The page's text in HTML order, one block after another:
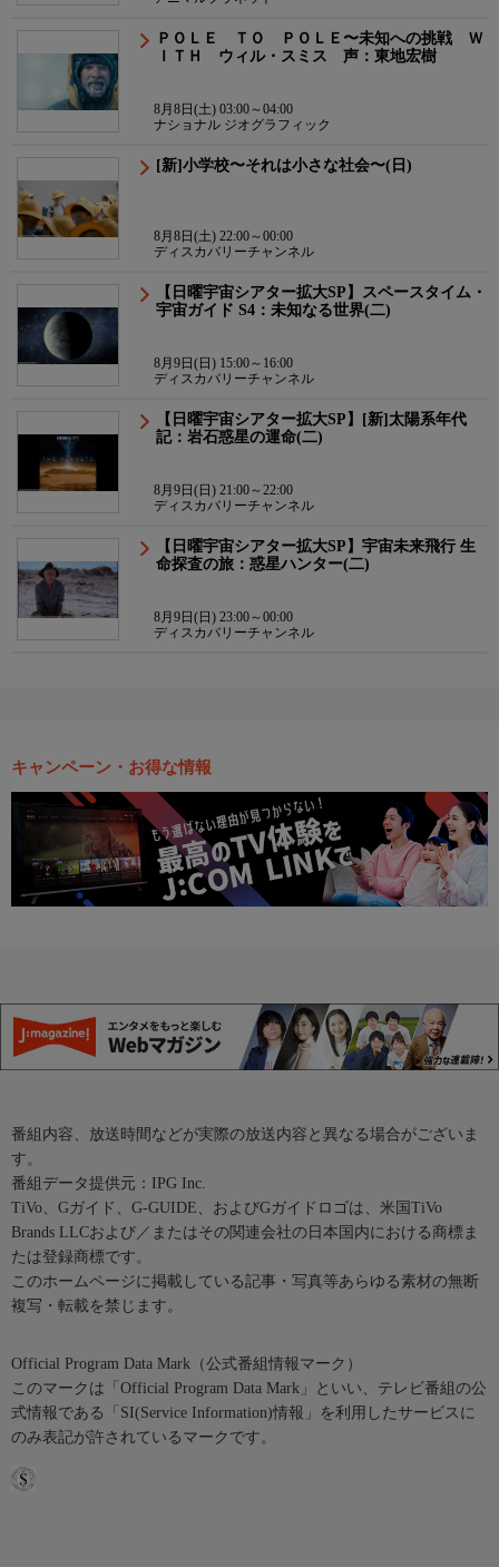
ＰＯＬＥ ＴＯ ＰＯＬＥ〜未知への挑戦 Ｗ
ＩＴＨ ウィル・スミス 声：東地宏樹
8月8日(土) 03:00～04:00
ナショナル ジオグラフィック
[新]小学校〜それは小さな社会〜(日)
8月8日(土) 22:00～00:00
ディスカバリーチャンネル
【日曜宇宙シアター拡大SP】スペースタイム・
宇宙ガイド S4：未知なる世界(二)
8月9日(日) 15:00～16:00
ディスカバリーチャンネル
【日曜宇宙シアター拡大SP】[新]太陽系年代
記：岩石惑星の運命(二)
8月9日(日) 21:00～22:00
ディスカバリーチャンネル
【日曜宇宙シアター拡大SP】宇宙未来飛行 生
命探査の旅：惑星ハンター(二)
8月9日(日) 23:00～00:00
ディスカバリーチャンネル
キャンペーン・お得な情報
番組内容、放送時間などが実際の放送内容と異なる場合がございま
す。
番組データ提供元：IPG Inc.
TiVo、Gガイド、G-GUIDE、およびGガイドロゴは、米国TiVo
Brands LLCおよび／またはその関連会社の日本国内における商標ま
たは登録商標です。
このホームページに掲載している記事・写真等あらゆる素材の無断
複写・転載を禁じます。
Official Program Data Mark（公式番組情報マーク）
このマークは「Official Program Data Mark」といい、テレビ番組の公
式情報である「SI(Service Information)情報」を利用したサービスに
のみ表記が許されているマークです。